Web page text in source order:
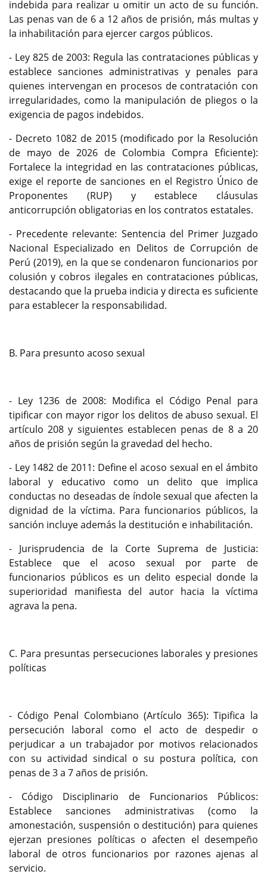
indebida para realizar u omitir un acto de su función.
Las penas van de 6 a 12 años de prisión, más multas y
la inhabilitación para ejercer cargos públicos.
- Ley 825 de 2003: Regula las contrataciones públicas y
establece sanciones administrativas y penales para
quienes intervengan en procesos de contratación con
irregularidades, como la manipulación de pliegos o la
exigencia de pagos indebidos.
- Decreto 1082 de 2015 (modificado por la Resolución
de mayo de 2026 de Colombia Compra Eficiente):
Fortalece la integridad en las contrataciones públicas,
exige el reporte de sanciones en el Registro Único de
Proponentes (RUP) y establece cláusulas
anticorrupción obligatorias en los contratos estatales.
- Precedente relevante: Sentencia del Primer Juzgado
Nacional Especializado en Delitos de Corrupción de
Perú (2019), en la que se condenaron funcionarios por
colusión y cobros ilegales en contrataciones públicas,
destacando que la prueba indicia y directa es suficiente
para establecer la responsabilidad.
B. Para presunto acoso sexual
- Ley 1236 de 2008: Modifica el Código Penal para
tipificar con mayor rigor los delitos de abuso sexual. El
artículo 208 y siguientes establecen penas de 8 a 20
años de prisión según la gravedad del hecho.
- Ley 1482 de 2011: Define el acoso sexual en el ámbito
laboral y educativo como un delito que implica
conductas no deseadas de índole sexual que afecten la
dignidad de la víctima. Para funcionarios públicos, la
sanción incluye además la destitución e inhabilitación.
- Jurisprudencia de la Corte Suprema de Justicia:
Establece que el acoso sexual por parte de
funcionarios públicos es un delito especial donde la
superioridad manifiesta del autor hacia la víctima
agrava la pena.
C. Para presuntas persecuciones laborales y presiones
políticas
- Código Penal Colombiano (Artículo 365): Tipifica la
persecución laboral como el acto de despedir o
perjudicar a un trabajador por motivos relacionados
con su actividad sindical o su postura política, con
penas de 3 a 7 años de prisión.
- Código Disciplinario de Funcionarios Públicos:
Establece sanciones administrativas (como la
amonestación, suspensión o destitución) para quienes
ejerzan presiones políticas o afecten el desempeño
laboral de otros funcionarios por razones ajenas al
servicio.